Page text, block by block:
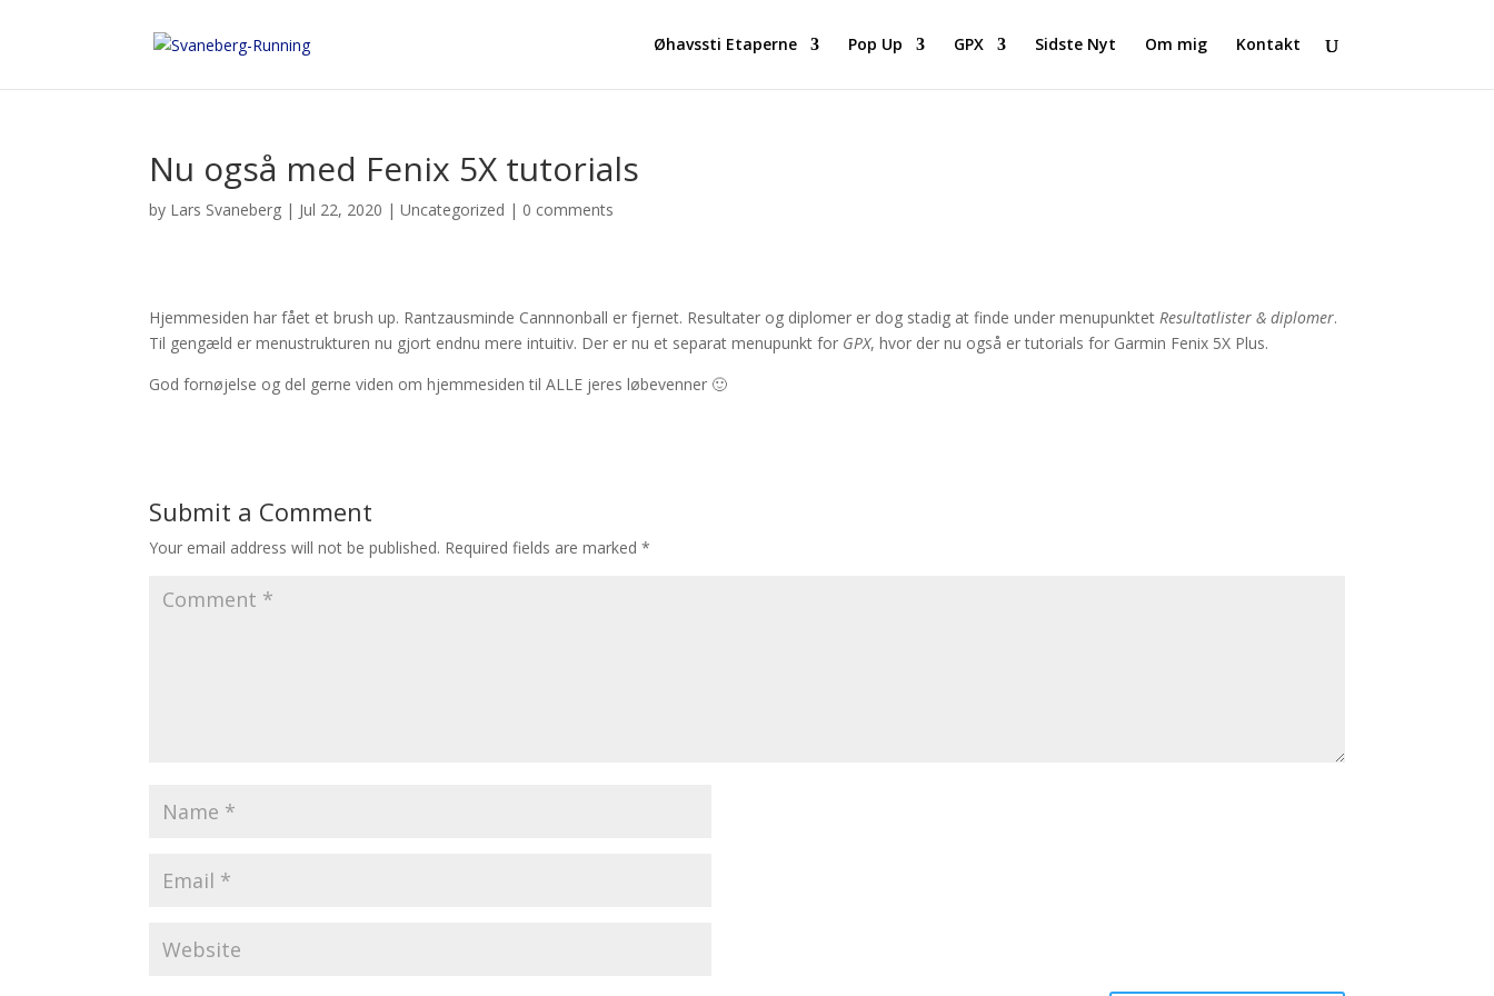
Øhavssti Etaperne Pop Up GPX Sidste Nyt Om mig Kontakt
Nu også med Fenix 5X tutorials
by Lars Svaneberg | Jul 22, 2020 |Uncategorized | 0 comments
Hjemmesiden har fået et brush up. Rantzausminde Cannnonball er fjernet. Resultater og diplomer er dog stadig at finde under menupunktetResultatlister & diplomer.
Til gengæld er menustrukturen nu gjort endnu mere intuitiv. Der er nu et separat menupunkt for GPX, hvor der nu også er tutorials for Garmin Fenix 5X Plus.
God fornøjelse og del gerne viden om hjemmesiden til ALLE jeres løbevenner 🙂
Submit a Comment
Your email address will not be published. Required fields are marked*